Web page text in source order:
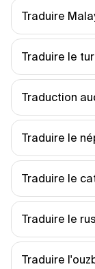
Traduire
Traduire le
Traduction
Traduire le
Traduire le
Traduire le
Traduire